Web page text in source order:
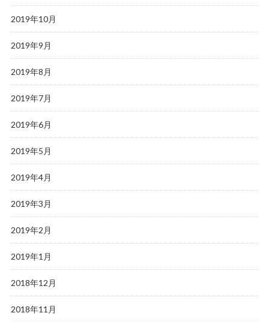
2019年10月
2019年9月
2019年8月
2019年7月
2019年6月
2019年5月
2019年4月
2019年3月
2019年2月
2019年1月
2018年12月
2018年11月